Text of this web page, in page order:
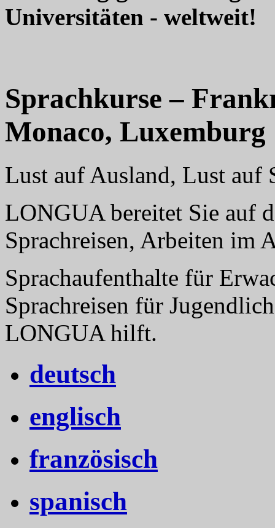
Universitäten - weltweit!
Sprachkurse –
Monaco, Luxemburg
Lust auf Ausland, Lust auf
LONGUA bereitet Sie auf
Sprachreisen, Arbeiten im
Sprachaufenthalte für
Sprachreisen für
LONGUA hilft.
deutsch
englisch
französisch
spanisch